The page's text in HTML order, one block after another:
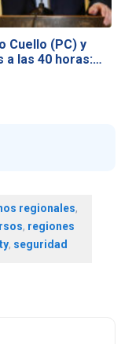
Cuello (PC) y
a las 40 horas:…
regionales,
, regiones
, seguridad